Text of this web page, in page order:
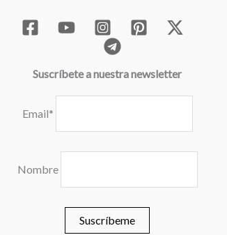
Suscríbete a nuestra newsletter
Email*
Nombre